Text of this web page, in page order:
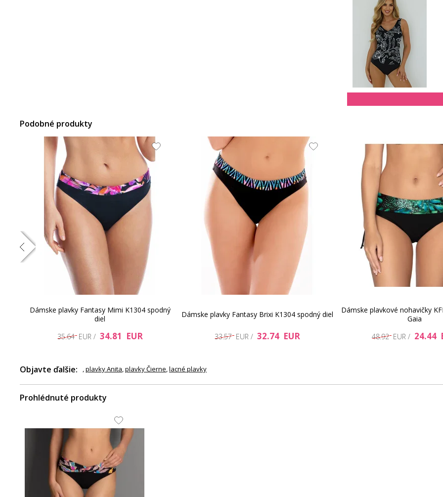
18.2 EUR
19.86 EUR
Podobné produkty
Dámske plavky Fantasy Mimi K1304 spodný
diel
35.64 EUR / 34.81 EUR
Dámske plavky Fantasy Brixi K1304 spodný diel
33.57 EUR / 32.74 EUR
Dámske plavkové nohavičky
Gaia
48.92 EUR / 24.44
Objavte ďalšie: ,plavky Anita,plavky Čierne,lacné plavky
Prohlédnuté produkty